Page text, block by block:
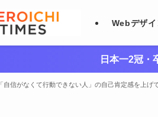
Webデザ
日本一2冠・
「自信がなくて行動できない人」の自己肯定感を上